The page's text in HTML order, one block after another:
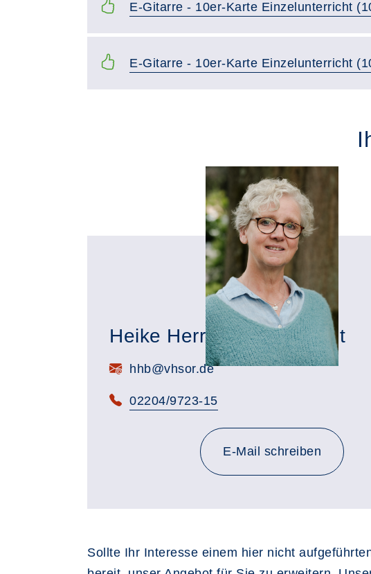
E-Gitarre - 10er-Karte Einzelunterricht
E-Gitarre - 10er-Karte Einzelunterricht
Heike Herrmann-Behrendt
E-Mail:hhb@vhsor.de
Telefon:
02204/9723-15
E-Mail schreiben
Sollte Ihr Interesse einem hier nicht